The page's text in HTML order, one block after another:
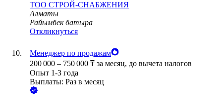
ТОО СТРОЙ-СНАБЖЕНИЯ
Алматы
Райымбек батыра
Откликнуться
Менеджер по продажам
200 000 – 750 000 ₸ за месяц, до вычета налогов
Опыт 1-3 года
Выплаты: Раз в месяц